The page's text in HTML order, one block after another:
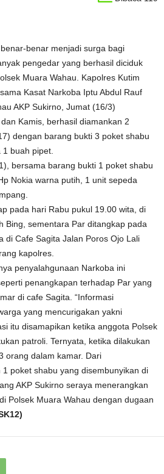
benar menjadi surga bagi
pengedar yang berhasil diciduk
Muara Wahau. Kapolres Kutim
Kasat Narkoba Iptu Abdul Rauf
AKP Sukirno, Jumat (16/3)
Kamis, berhasil diamankan 2
dengan barang bukti 3 poket shabu
buah pipet.
bersama barang bukti 1 poket shabu
Nokia warna putih, 1 unit sepeda
pada hari Rabu pukul 19.00 wita, di
Bing, sementara Par ditangkap pada
di Cafe Sagita Jalan Poros Ojo Lali
kapolres.
penyalahgunaan Narkoba ini
penangkapan terhadap Par yang
di cafe Sagita. “Informasi
yang mencurigakan yakni
itu disamapikan ketika anggota Polsek
patroli. Ternyata, ketika dilakukan
orang dalam kamar. Dari
poket shabu yang disembunyikan di
AKP Sukirno seraya menerangkan
Polsek Muara Wahau dengan dugaan